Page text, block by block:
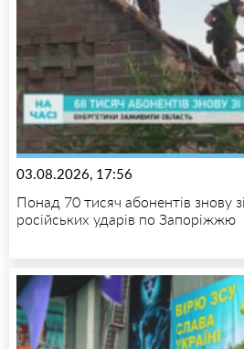
03.08.2026, 17:56
Понад 70 тисяч абонентів знову
російських ударів по Запоріжжю